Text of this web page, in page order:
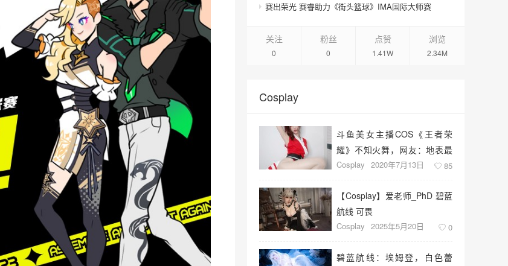
赛出荣光 赛睿助力《街头篮球》IMA国际大师赛
关注
0
粉丝
0
点赞
1.41W
浏览
2.34M
Cosplay
斗鱼美女主播COS《王者荣
耀》不知火舞，网友：地表最
强
Cosplay 2020年7月13日 85
【Cosplay】爱老师_PhD 碧蓝
航线 可畏
Cosplay 2025年5月20日 0
碧蓝航线：埃姆登，白色蕾